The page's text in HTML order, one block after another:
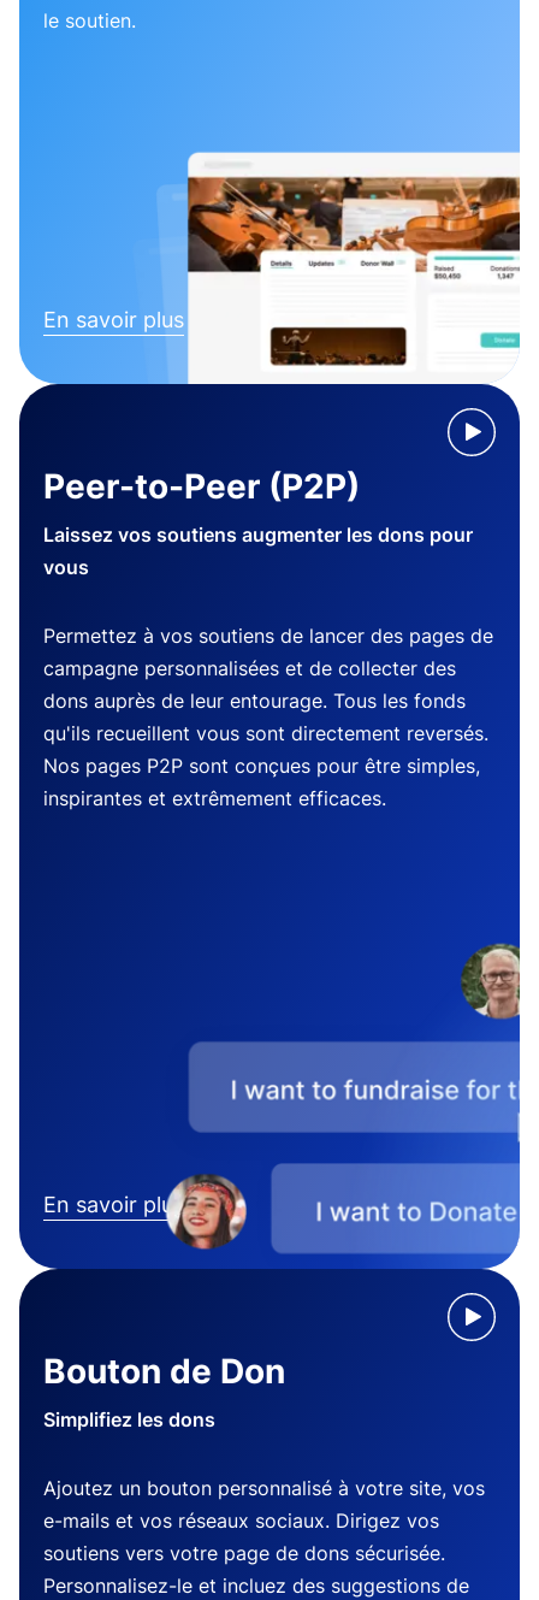
le soutien.
En savoir plus
Peer-to-Peer (P2P)
Laissez vos soutiens augmenter les dons pour
vous
Permettez à vos soutiens de lancer des pages de
campagne personnalisées et de collecter des
dons auprès de leur entourage. Tous les fonds
qu'ils recueillent vous sont directement reversés.
Nos pages P2P sont conçues pour être simples,
inspirantes et extrêmement efficaces.
En savoir plus
Bouton de Don
Simplifiez les dons
Ajoutez un bouton personnalisé à votre site, vos
e-mails et vos réseaux sociaux. Dirigez vos
soutiens vers votre page de dons sécurisée.
Personnalisez-le et incluez des suggestions de